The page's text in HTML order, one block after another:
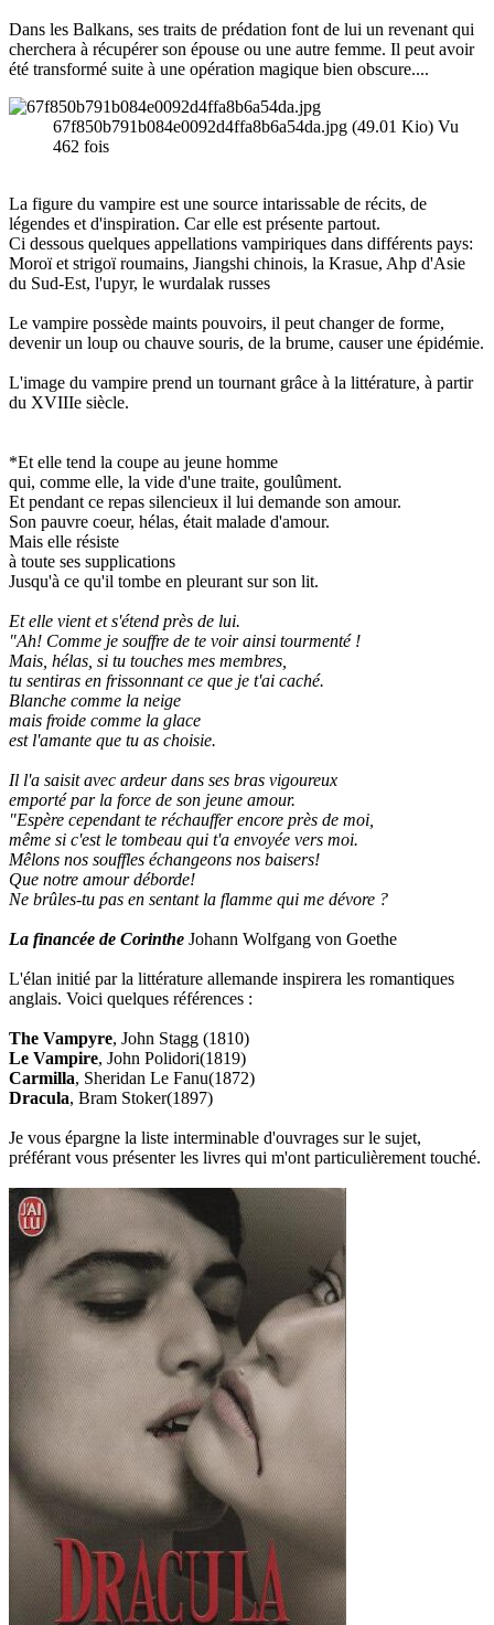
Dans les Balkans, ses traits de prédation font de lui un revenant qui
cherchera à récupérer son épouse ou une autre femme. Il peut avoir
été transformé suite à une opération magique bien obscure....
67f850b791b084e0092d4ffa8b6a54da.jpg (49.01 Kio) Vu
462 fois
La figure du vampire est une source intarissable de récits, de
légendes et d'inspiration. Car elle est présente partout.
Ci dessous quelques appellations vampiriques dans différents pays:
Moroï et strigoï roumains, Jiangshi chinois, la Krasue, Ahp d'Asie
du Sud-Est, l'upyr, le wurdalak russes
Le vampire possède maints pouvoirs, il peut changer de forme,
devenir un loup ou chauve souris, de la brume, causer une épidémie.
L'image du vampire prend un tournant grâce à la littérature, à partir
du XVIIIe siècle.
*Et elle tend la coupe au jeune homme
qui, comme elle, la vide d'une traite, goulûment.
Et pendant ce repas silencieux il lui demande son amour.
Son pauvre coeur, hélas, était malade d'amour.
Mais elle résiste
à toute ses supplications
Jusqu'à ce qu'il tombe en pleurant sur son lit.
Et elle vient et s'étend près de lui.
"Ah! Comme je souffre de te voir ainsi tourmenté !
Mais, hélas, si tu touches mes membres,
tu sentiras en frissonnant ce que je t'ai caché.
Blanche comme la neige
mais froide comme la glace
est l'amante que tu as choisie.
Il l'a saisit avec ardeur dans ses bras vigoureux
emporté par la force de son jeune amour.
"Espère cependant te réchauffer encore près de moi,
même si c'est le tombeau qui t'a envoyée vers moi.
Mêlons nos souffles échangeons nos baisers!
Que notre amour déborde!
Ne brûles-tu pas en sentant la flamme qui me dévore ?
La financée de Corinthe Johann Wolfgang von Goethe
L'élan initié par la littérature allemande inspirera les romantiques
anglais. Voici quelques références :
The Vampyre, John Stagg (1810)
Le Vampire, John Polidori(1819)
Carmilla, Sheridan Le Fanu(1872)
Dracula, Bram Stoker(1897)
Je vous épargne la liste interminable d'ouvrages sur le sujet,
préférant vous présenter les livres qui m'ont particulièrement touché.